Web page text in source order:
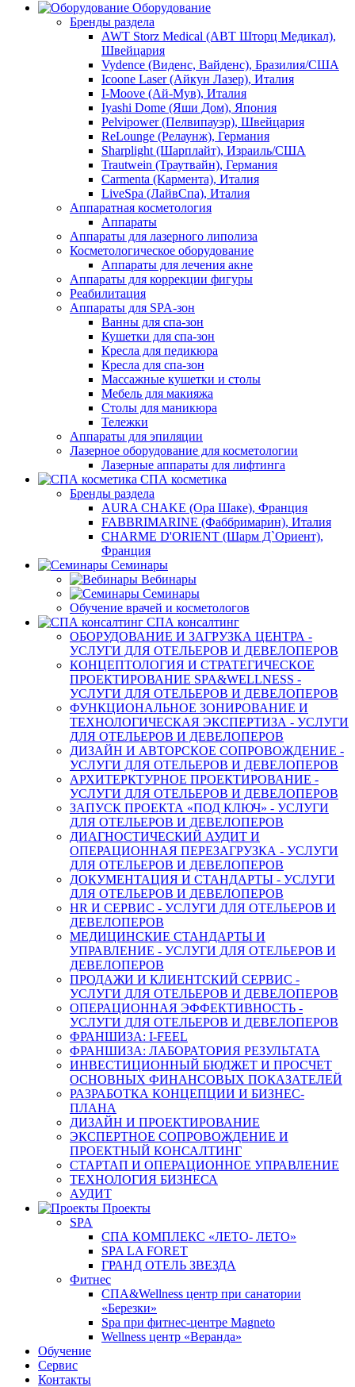
Оборудование
Бренды раздела
AWT Storz Medical (АВТ Шторц Медикал),
Швейцария
Vydence (Виденс, Вайденс), Бразилия/США
Icoone Laser (Айкун Лазер), Италия
I-Moove (Ай-Мув), Италия
Iyashi Dome (Яши Дом), Япония
Pelvipower (Пелвипауэр), Швейцария
ReLounge (Релаунж), Германия
Sharplight (Шарплайт), Израиль/США
Trautwein (Траутвайн), Германия
Carmenta (Кармента), Италия
LiveSpa (ЛайвСпа), Италия
Аппаратная косметология
Аппараты
Аппараты для лазерного липолиза
Косметологическое оборудование
Аппараты для лечения акне
Аппараты для коррекции фигуры
Реабилитация
Аппараты для SPA-зон
Ванны для спа-зон
Кушетки для спа-зон
Кресла для педикюра
Кресла для спа-зон
Массажные кушетки и столы
Мебель для макияжа
Столы для маникюра
Тележки
Аппараты для эпиляции
Лазерное оборудование для косметологии
Лазерные аппараты для лифтинга
СПА косметика
Бренды раздела
AURA CHAKE (Ора Шаке), Франция
FABBRIMARINE (Фаббримарин), Италия
CHARME D'ORIENT (Шарм Д`Ориент),
Франция
Семинары
Вебинары
Семинары
Обучение врачей и косметологов
СПА консалтинг
ОБОРУДОВАНИЕ И ЗАГРУЗКА ЦЕНТРА -
УСЛУГИ ДЛЯ ОТЕЛЬЕРОВ И ДЕВЕЛОПЕРОВ
КОНЦЕПТОЛОГИЯ И СТРАТЕГИЧЕСКОЕ
ПРОЕКТИРОВАНИЕ SPA&WELLNESS -
УСЛУГИ ДЛЯ ОТЕЛЬЕРОВ И ДЕВЕЛОПЕРОВ
ФУНКЦИОНАЛЬНОЕ ЗОНИРОВАНИЕ И
ТЕХНОЛОГИЧЕСКАЯ ЭКСПЕРТИЗА - УСЛУГИ
ДЛЯ ОТЕЛЬЕРОВ И ДЕВЕЛОПЕРОВ
ДИЗАЙН И АВТОРСКОЕ СОПРОВОЖДЕНИЕ -
УСЛУГИ ДЛЯ ОТЕЛЬЕРОВ И ДЕВЕЛОПЕРОВ
АРХИТЕРКТУРНОЕ ПРОЕКТИРОВАНИЕ -
УСЛУГИ ДЛЯ ОТЕЛЬЕРОВ И ДЕВЕЛОПЕРОВ
ЗАПУСК ПРОЕКТА «ПОД КЛЮЧ» - УСЛУГИ
ДЛЯ ОТЕЛЬЕРОВ И ДЕВЕЛОПЕРОВ
ДИАГНОСТИЧЕСКИЙ АУДИТ И
ОПЕРАЦИОННАЯ ПЕРЕЗАГРУЗКА - УСЛУГИ
ДЛЯ ОТЕЛЬЕРОВ И ДЕВЕЛОПЕРОВ
ДОКУМЕНТАЦИЯ И СТАНДАРТЫ - УСЛУГИ
ДЛЯ ОТЕЛЬЕРОВ И ДЕВЕЛОПЕРОВ
HR И СЕРВИС - УСЛУГИ ДЛЯ ОТЕЛЬЕРОВ И
ДЕВЕЛОПЕРОВ
МЕДИЦИНСКИЕ СТАНДАРТЫ И
УПРАВЛЕНИЕ - УСЛУГИ ДЛЯ ОТЕЛЬЕРОВ И
ДЕВЕЛОПЕРОВ
ПРОДАЖИ И КЛИЕНТСКИЙ СЕРВИС -
УСЛУГИ ДЛЯ ОТЕЛЬЕРОВ И ДЕВЕЛОПЕРОВ
ОПЕРАЦИОННАЯ ЭФФЕКТИВНОСТЬ -
УСЛУГИ ДЛЯ ОТЕЛЬЕРОВ И ДЕВЕЛОПЕРОВ
ФРАНШИЗА: I-FEEL
ФРАНШИЗА: ЛАБОРАТОРИЯ РЕЗУЛЬТАТА
ИНВЕСТИЦИОННЫЙ БЮДЖЕТ И ПРОСЧЕТ
ОСНОВНЫХ ФИНАНСОВЫХ ПОКАЗАТЕЛЕЙ
РАЗРАБОТКА КОНЦЕПЦИИ И БИЗНЕС-
ПЛАНА
ДИЗАЙН И ПРОЕКТИРОВАНИЕ
ЭКСПЕРТНОЕ СОПРОВОЖДЕНИЕ И
ПРОЕКТНЫЙ КОНСАЛТИНГ
СТАРТАП И ОПЕРАЦИОННОЕ УПРАВЛЕНИЕ
ТЕХНОЛОГИЯ БИЗНЕСА
АУДИТ
Проекты
SPA
СПА КОМПЛЕКС «ЛЕТО- ЛЕТО»
SPA LA FORET
ГРАНД ОТЕЛЬ ЗВЕЗДА
Фитнес
СПА&Wellness центр при санатории
«Березки»
Spa при фитнес-центре Magneto
Wellness центр «Веранда»
Обучение
Сервис
Контакты